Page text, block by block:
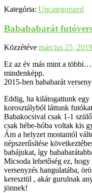
Kategória: Uncategorized
Babababarát
Közzétéve március 25, 2019
Ez az év más mint a
mindenképp.
2015-ben bababarát
Eddig, ha kilátogattunk egy
korosztályból láttunk
Babakocsival csak 1-1
csak hébe-hóba voltak kis
Ám a helyzet mostantól
népszerűsítése
babájukat, így
Micsoda lehetőség ez,
versenyzés hangulatába,
keresztül , akár gurulnak
jönnek!